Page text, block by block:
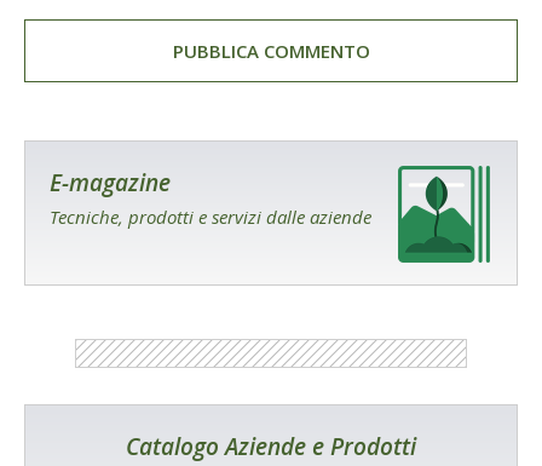
E-magazine
Tecniche, prodotti e servizi dalle aziende
Catalogo Aziende e Prodotti